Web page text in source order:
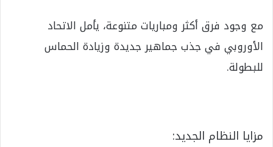
مع وجود فرق أكثر ومباريات متنوعة، يأمل الاتحاد
الأوروبي في جذب جماهير جديدة وزيادة الحماس
للبطولة.
مزايا النظام الجديد: